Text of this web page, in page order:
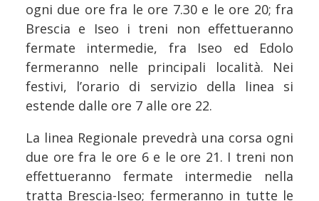
ogni due ore fra le ore 7.30 e le ore 20; fra
Brescia e Iseo i treni non effettueranno
fermate intermedie, fra Iseo ed Edolo
fermeranno nelle principali località. Nei
festivi, l’orario di servizio della linea si
estende dalle ore 7 alle ore 22.
La linea Regionale prevedrà una corsa ogni
due ore fra le ore 6 e le ore 21. I treni non
effettueranno fermate intermedie nella
tratta Brescia-Iseo; fermeranno in tutte le